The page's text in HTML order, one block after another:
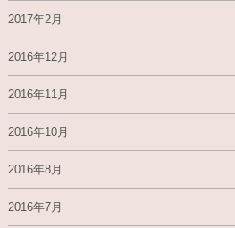
2017年2月
2016年12月
2016年11月
2016年10月
2016年8月
2016年7月